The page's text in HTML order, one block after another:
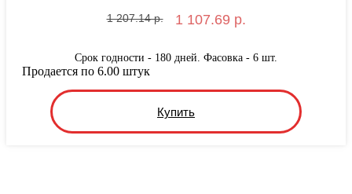
1 207.14 р. 1 107.69 р.
Срок годности - 180 дней. Фасовка - 6 шт.
Купить
Продается по 6.00 штук